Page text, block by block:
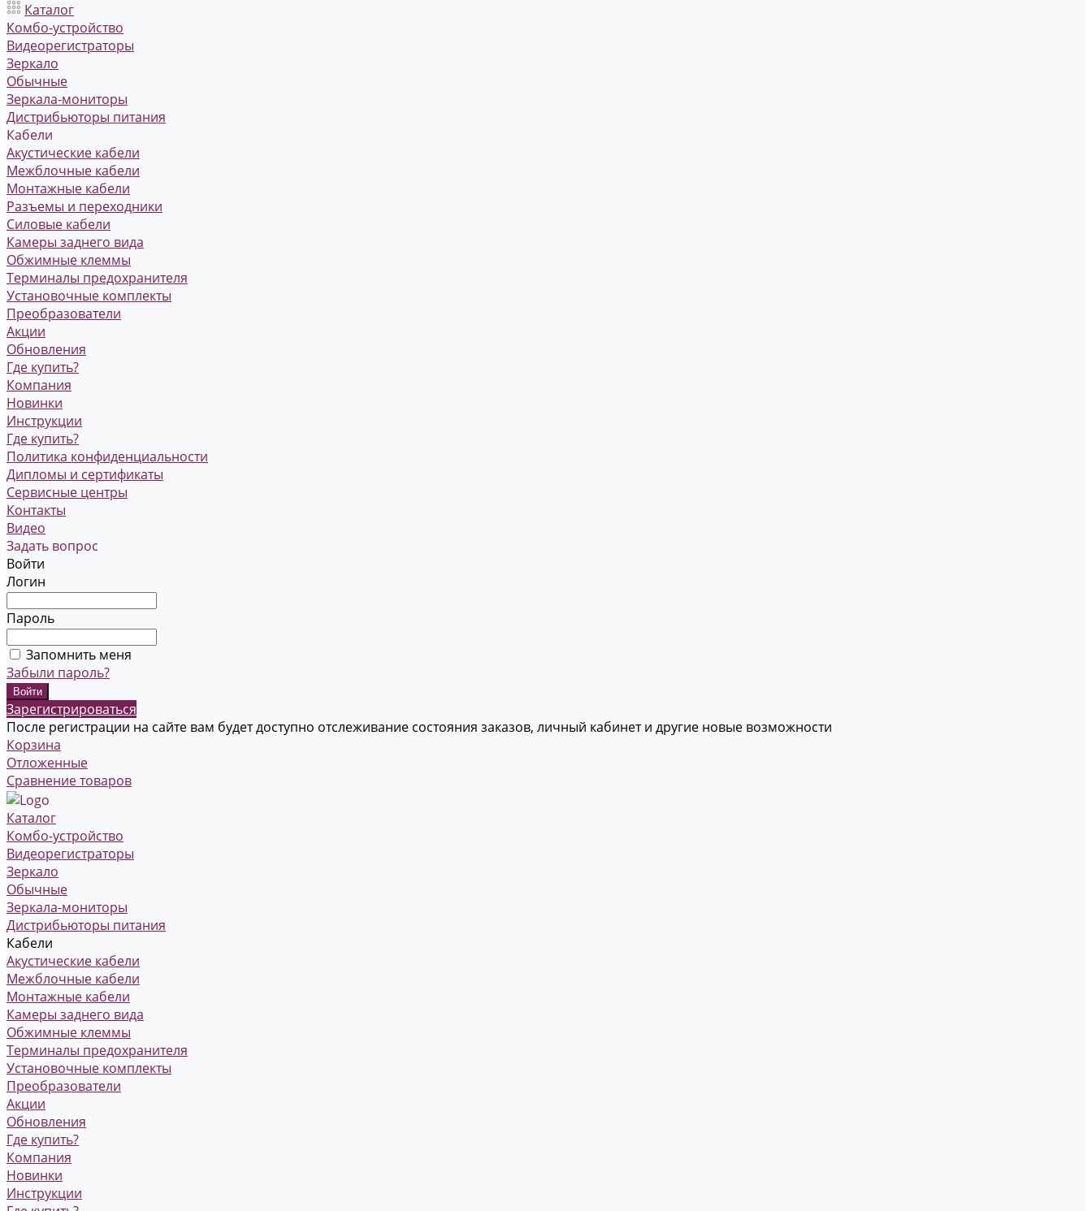
Каталог
Комбо-устройство
Видеорегистраторы
Зеркало
Обычные
Зеркала-мониторы
Дистрибьюторы питания
Кабели
Акустические кабели
Межблочные кабели
Монтажные кабели
Разъемы и переходники
Силовые кабели
Камеры заднего вида
Обжимные клеммы
Терминалы предохранителя
Установочные комплекты
Преобразователи
Акции
Обновления
Где купить?
Компания
Новинки
Инструкции
Где купить?
Политика конфиденциальности
Дипломы и сертификаты
Сервисные центры
Контакты
Видео
Задать вопрос
Войти
Логин
Пароль
Запомнить меня
Забыли пароль?
Зарегистрироваться
После регистрации на сайте вам будет доступно отслеживание состояния заказов, личный кабинет и другие новые возможности
Корзина
Отложенные
Сравнение товаров
Каталог
Комбо-устройство
Видеорегистраторы
Зеркало
Обычные
Зеркала-мониторы
Дистрибьюторы питания
Кабели
Акустические кабели
Межблочные кабели
Монтажные кабели
Камеры заднего вида
Обжимные клеммы
Терминалы предохранителя
Установочные комплекты
Преобразователи
Акции
Обновления
Где купить?
Компания
Новинки
Инструкции